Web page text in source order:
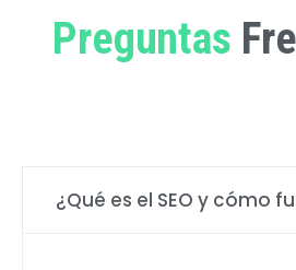
Preguntas
¿Qué es el SEO y cómo